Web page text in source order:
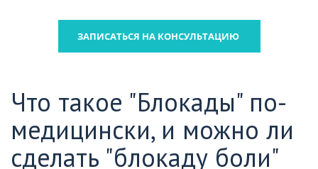
ЗАПИСАТЬСЯ НА КОНСУЛЬТАЦИЮ
Что такое "Блокады" по-
медицински, и можно ли
сделать "блокаду боли"